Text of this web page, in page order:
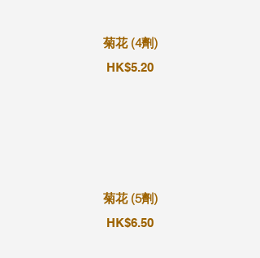
菊花 (4劑)
HK$5.20
菊花 (5劑)
HK$6.50